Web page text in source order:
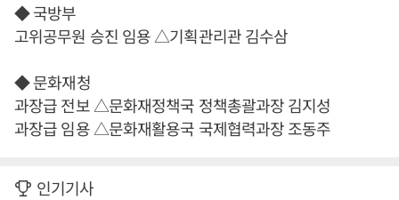
◆ 국방부
고위공무원 승진 임용 △기획관리관 김수삼
◆ 문화재청
과장급 전보 △문화재정책국 정책총괄과장 김지성
과장급 임용 △문화재활용국 국제협력과장 조동주
인기기사